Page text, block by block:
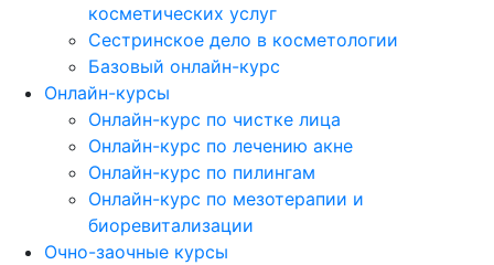
косметических услуг
Сестринское дело в косметологии
Базовый онлайн-курс
Онлайн-курсы
Онлайн-курс по чистке лица
Онлайн-курс по лечению акне
Онлайн-курс по пилингам
Онлайн-курс по мезотерапии и
биоревитализации
Очно-заочные курсы